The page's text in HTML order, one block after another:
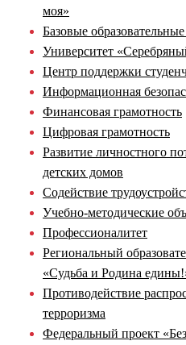
моя»
Базовые
Университет
Центр поддержки
Информационная
Финансовая грамотность
Цифровая грамотность
Развитие личностного
детских домов
Содействие
Учебно-методические
Профессионалитет
Региональный
«Судьба и Родина
Противодействие
терроризма
Федеральный проект